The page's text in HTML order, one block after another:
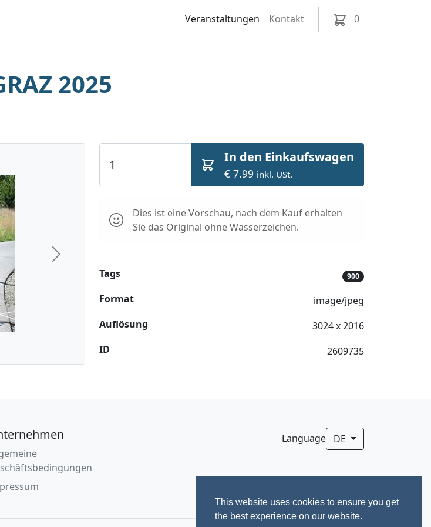
This website uses cookies to ensure you get
the best experience on our website.
Veranstaltungen Kontakt 0
2025
Next
In den Einkaufswagen
€ 7.99 inkl. USt.
Dies ist eine Vorschau, nach dem Kauf erhalten
Sie das Original ohne Wasserzeichen.
Tags 900
Format
image/jpeg
Auflösung
3024 x 2016
ID
2609735
Language DE